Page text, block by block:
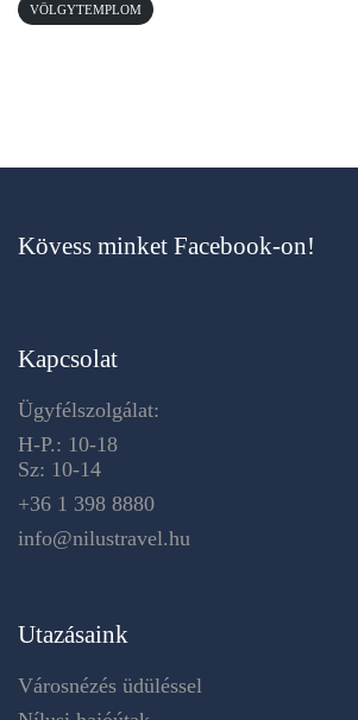
VÖLGYTEMPLOM
Kövess minket Facebook-on!
Kapcsolat
Ügyfélszolgálat:
H-P.: 10-18
Sz: 10-14
+36 1 398 8880
info@nilustravel.hu
Utazásaink
Városnézés üdüléssel